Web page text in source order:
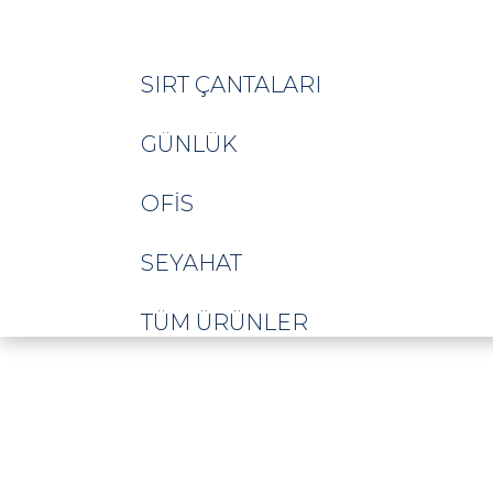
SIRT ÇANTALARI
GÜNLÜK
OFIS
SEYAHAT
TÜM ÜRÜNLER